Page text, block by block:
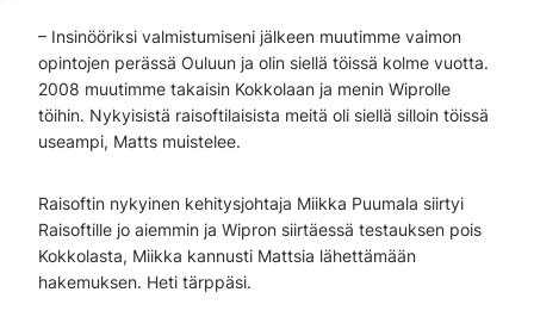
– Insinööriksi valmistumiseni jälkeen muutimme vaimon
opintojen perässä Ouluun ja olin siellä töissä kolme vuotta.
2008 muutimme takaisin Kokkolaan ja menin Wiprolle
töihin. Nykyisistä raisoftilaisista meitä oli siellä silloin töissä
useampi, Matts muistelee.
Raisoftin nykyinen kehitysjohtaja Miikka Puumala siirtyi
Raisoftille jo aiemmin ja Wipron siirtäessä testauksen pois
Kokkolasta, Miikka kannusti Mattsia lähettämään
hakemuksen. Heti tärppäsi.